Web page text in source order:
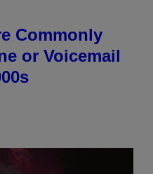
Commonly
or Voicemail